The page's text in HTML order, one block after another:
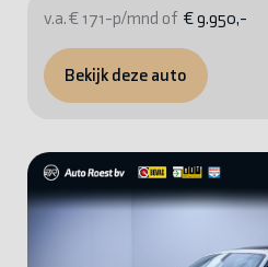
v.a. € 171-p/mnd of € 9.950,-
Bekijk deze auto